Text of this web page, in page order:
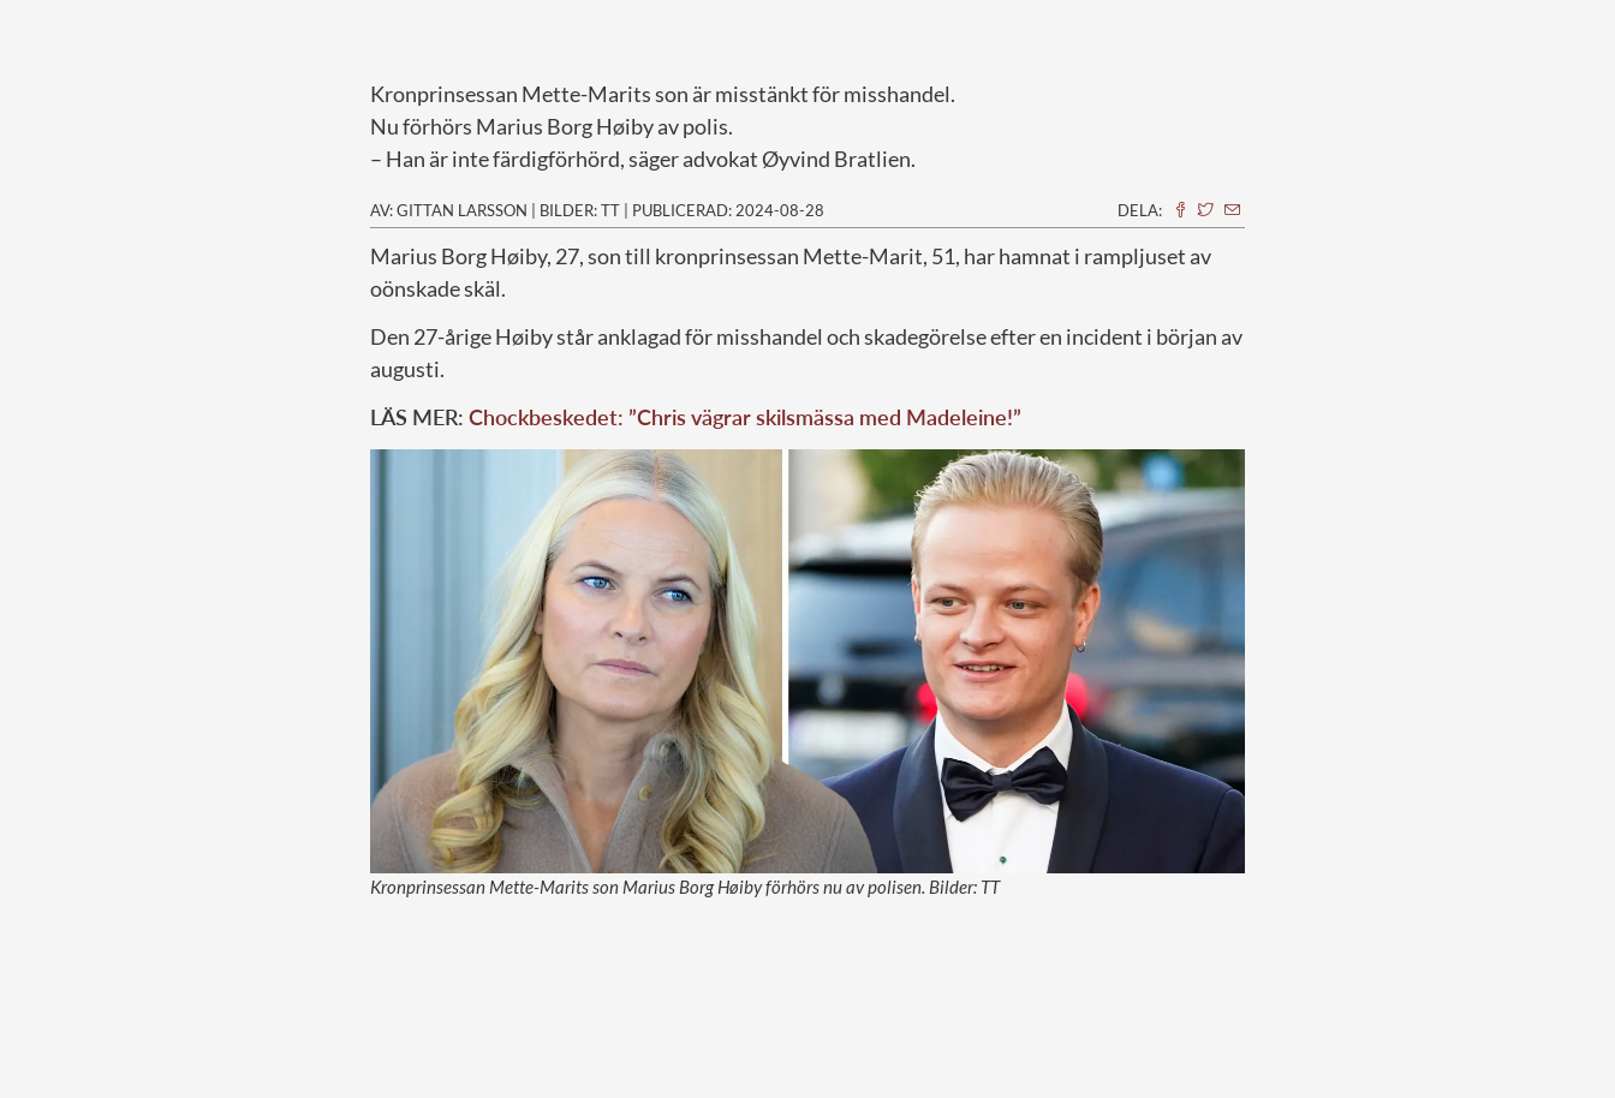
Kronprinsessan Mette-Marits son är misstänkt för misshandel.
Nu förhörs Marius Borg Høiby av polis.
– Han är inte färdigförhörd, säger advokat Øyvind Bratlien.
AV: GITTAN LARSSON | BILDER: TT | PUBLICERAD: 2024-08-28 DELA:
Marius Borg Høiby, 27, son till kronprinsessan Mette-Marit, 51, har hamnat i rampljuset av
oönskade skäl.
Den 27-årige Høiby står anklagad för misshandel och skadegörelse efter en incident i början av
augusti.
LÄS MER: Chockbeskedet: ”Chris vägrar skilsmässa med Madeleine!”
Kronprinsessan Mette-Marits son Marius Borg Høiby förhörs nu av polisen. Bilder: TT